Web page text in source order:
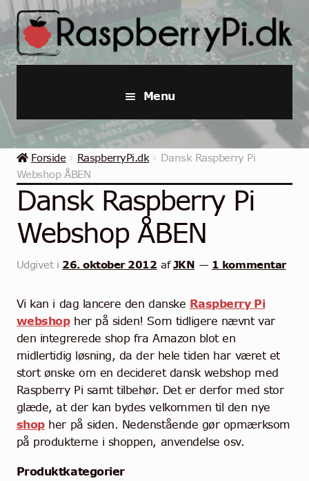
Spring
til
navigation
Spring
til
indhold
Menu
Raspberry Pi
Startpakker & Kits
Industriel Raspberry Pi
Raspberry Pi Tilbehør
Community
Kontakt
Dansk
Forside RaspberryPi.dk
Dansk Raspberry Pi
Webshop ÅBEN
Dansk Raspberry Pi
Webshop ÅBEN
Udgivet i 26. oktober 2012 afJKN — 1 kommentar
Vi kan i dag lancere den danske Raspberry Pi
webshopher på siden! Som tidligere nævnt var
den integrerede shop fra Amazon blot en
midlertidig løsning, da der hele tiden har været et
stort ønske om en decideret dansk webshop med
Raspberry Pi samt tilbehør. Det er derfor med stor
glæde, at der kan bydes velkommen til den nye
shopher på siden. Nedenstående gør opmærksom
på produkterne i shoppen, anvendelse osv.
Produktkategorier